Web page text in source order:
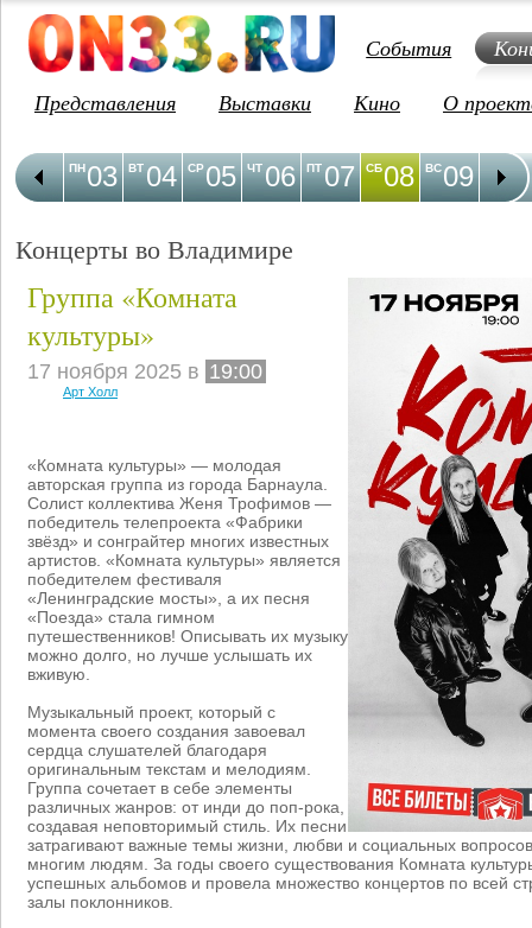
События
Представления
Выставки Кино О
03
ПН 04
ВТ 05
СР 06
ЧТ 07
ПТ 08
СБ 09
ВС 10
ПН
Концерты во Владимире
Группа «Комната
культуры»
17 ноября 2025 в 19:00
Арт Холл
«Комната культуры» — молодая
авторская группа из города Барнаула.
Солист коллектива Женя Трофимов —
победитель телепроекта «Фабрики
звёзд» и сонграйтер многих известных
артистов. «Комната культуры» является
победителем фестиваля
«Ленинградские мосты», а их песня
«Поезда» стала гимном
путешественников! Описывать их музыку
можно долго, но лучше услышать их
вживую.
Музыкальный проект, который с
момента своего создания завоевал
сердца слушателей благодаря
оригинальным текстам и мелодиям.
Группа сочетает в себе элементы
различных жанров: от инди до поп-рока,
создавая неповторимый стиль. Их песни
затрагивают важные темы жизни, любви и социальных
многим людям. За годы своего существования Комната
успешных альбомов и провела множество концертов по всей
залы поклонников.